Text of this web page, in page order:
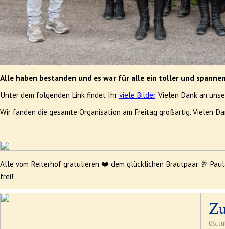
Alle haben bestanden und es war für alle ein toller und
Unter dem folgenden Link findet Ihr viele Bilder. Vielen Dank an
Wir fanden die gesamte Organisation am Freitag großartig. Vielen
Alle vom Reiterhof gratulieren ❤️ dem glücklichen Brautpaar 🥂
frei!“
06.